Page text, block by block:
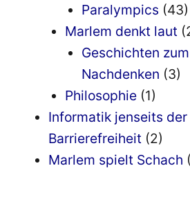
Paralympics (43)
Marlem denkt laut
Geschichten zum
Nachdenken (3)
Philosophie(1)
Informatik jenseits der
Barrierefreiheit (2)
Marlem spielt Schach